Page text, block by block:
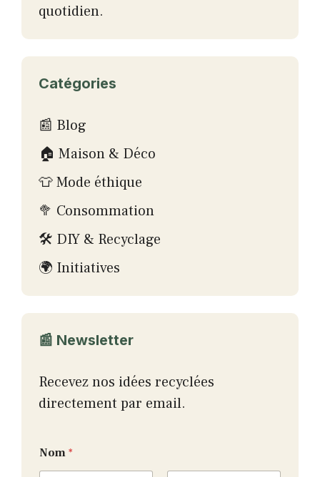
quotidien.
Catégories
📰 Blog
🏠 Maison & Déco
👕 Mode éthique
🥦 Consommation
🛠 DIY & Recyclage
🌍 Initiatives
📰 Newsletter
Recevez nos idées recyclées
directement par email.
m
a
Nom *